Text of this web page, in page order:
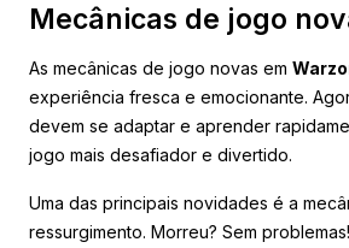
Mecânicas de jogo
As mecânicas de jogo novas em
experiência fresca e emocionante.
devem se adaptar e aprender
jogo mais desafiador e divertido.
Uma das principais novidades é a
ressurgimento. Morreu? Sem